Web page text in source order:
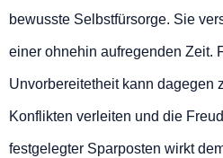
bewusste Selbstfürsorge. Sie
einer ohnehin aufregenden Zeit.
Unvorbereitetheit kann dagegen
Konflikten verleiten und die
festgelegter Sparposten wirkt